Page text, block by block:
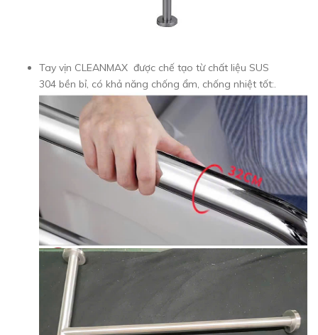
Tay vịn CLEANMAX được chế tạo từ chất liệu SUS
304 bền bỉ, có khả năng chống ẩm, chống nhiệt tốt:.